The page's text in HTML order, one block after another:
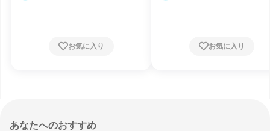
お気に入り お気に入り
あなたへのおすすめ